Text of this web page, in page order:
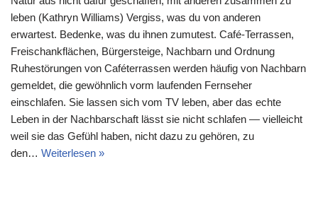
leben (Kathryn Williams) Vergiss, was du von anderen
erwartest. Bedenke, was du ihnen zumutest. Café-Terrassen,
Freischankflächen, Bürgersteige, Nachbarn und Ordnung
Ruhestörungen von Caféterrassen werden häufig von Nachbarn
gemeldet, die gewöhnlich vorm laufenden Fernseher
einschlafen. Sie lassen sich vom TV leben, aber das echte
Leben in der Nachbarschaft lässt sie nicht schlafen — vielleicht
weil sie das Gefühl haben, nicht dazu zu gehören, zu
den… Weiterlesen »